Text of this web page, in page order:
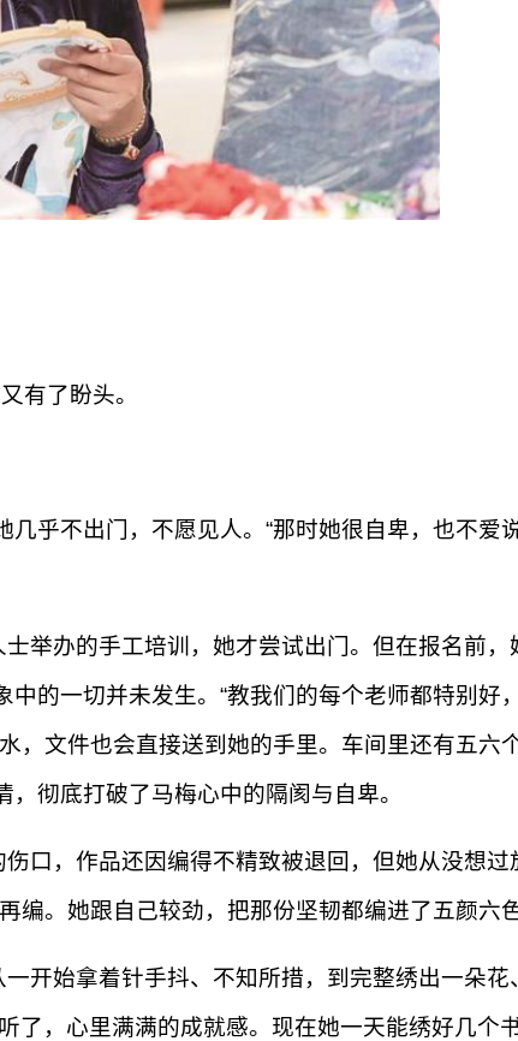
有了盼头。
乎不出门，不愿见人。“那时她很自卑，也不爱
举办的手工培训，她才尝试出门。但在报名前，
的一切并未发生。“教我们的每个老师都特别好
，文件也会直接送到她的手里。车间里还有五六
彻底打破了马梅心中的隔阂与自卑。
口，作品还因编得不精致被退回，但她从没想过
。她跟自己较劲，把那份坚韧都编进了五颜六
开始拿着针手抖、不知所措，到完整绣出一朵花
了，心里满满的成就感。现在她一天能绣好几个